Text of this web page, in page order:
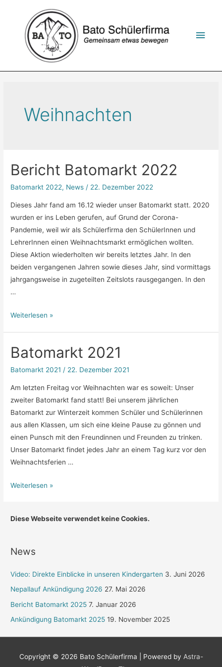
springen
Weihnachten
Bericht Batomarkt 2022
Batomarkt 2022, News / 22. Dezember 2022
Dieses Jahr fand am 16.12 wieder unser Batomarkt statt. 2020
wurden er ins Leben gerufen, auf Grund der Corona-
Pandemie, weil wir als Schülerfirma den SchülerInnen und
LehrerInnen einen Weihnachtsmarkt ermöglichen wollten.
Diese Aktion wiederholten wir bereits letztes Jahr. In den
beiden vergangenen Jahren sowie dieses Jahr, sind vormittags
jahrgangsweise in zugeteilten Zeitslots rausgegangen. In den
…
Bericht
Weiterlesen »
Batomarkt 2021
Batomarkt 2021 / 22. Dezember 2021
Am letzten Freitag vor Weihnachten war es soweit: Unser
zweiter Batomarkt fand statt! Bei unserem jährlichen
Batomarkt zur Winterzeit kommen Schüler und Schülerinnen
aus allen Klassen, um sich eine kleine Pause zu gönnen und
einen Punsch mit den Freundinnen und Freunden zu trinken.
Unser Batomarkt findet jedes Jahr an einem Tag kurz vor den
Weihnachtsferien …
Batomarkt
Weiterlesen »
Diese Webseite verwendet keine Cookies.
News
Video: Direkte Einblicke in unseren Kindergarten 3. Juni 2026
Nepallauf Ankündigung 2026 27. Mai 2026
Bericht Batomarkt 2025 7. Januar 2026
Ankündigung Batomarkt 2025 19. November 2025
Copyright © 2026 Bato Schülerfirma | Powered by Astra-